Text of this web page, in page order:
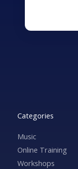
Categories
Music
Online Training
Workshops